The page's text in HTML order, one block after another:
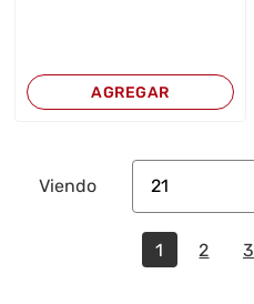
AGREGAR
Viendo 21
1 2 3